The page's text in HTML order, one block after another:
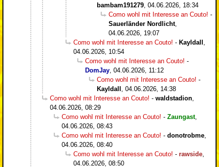
bambam191279 04.06.2026, 18:34
Como wohl mit Interesse an Couto! -
Sauerländer Nordlicht,
04.06.2026, 19:07
Como wohl mit Interesse an Couto! - Kayldall
04.06.2026, 10:54
Como wohl mit Interesse an Couto! -
DomJay 04.06.2026, 11:12
Como wohl mit Interesse an Couto! -
Kayldall
04.06.2026, 14:38
Como wohl mit Interesse an Couto! - waldstadion
04.06.2026, 08:29
Como wohl mit Interesse an Couto! - Zaungast,
04.06.2026, 08:43
Como wohl mit Interesse an Couto! - donotrobme
04.06.2026, 08:40
Como wohl mit Interesse an Couto! - rawside
04.06.2026, 08:50